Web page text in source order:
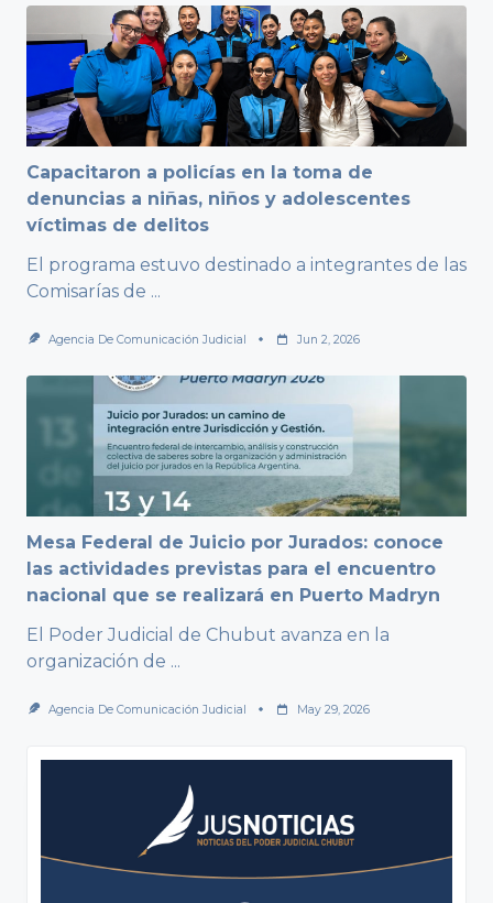
Capacitaron a policías en la toma de
denuncias a niñas, niños y adolescentes
víctimas de delitos
El programa estuvo destinado a integrantes de las
Comisarías de ...
Agencia De Comunicación Judicial Jun 2, 2026
Mesa Federal de Juicio por Jurados: conoce
las actividades previstas para el encuentro
nacional que se realizará en Puerto Madryn
El Poder Judicial de Chubut avanza en la
organización de ...
Agencia De Comunicación Judicial May 29, 2026